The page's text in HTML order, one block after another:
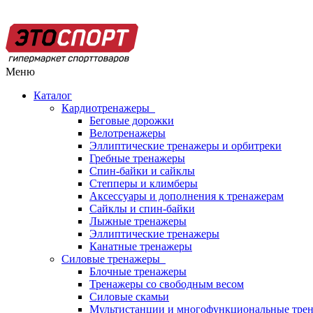
Меню
Каталог
Кардиотренажеры
Беговые дорожки
Велотренажеры
Эллиптические тренажеры и орбитреки
Гребные тренажеры
Спин-байки и сайклы
Степперы и климберы
Аксессуары и дополнения к тренажерам
Сайклы и спин-байки
Лыжные тренажеры
Эллиптические тренажеры
Канатные тренажеры
Силовые тренажеры
Блочные тренажеры
Тренажеры со свободным весом
Силовые скамьи
Мультистанции и многофункциональные